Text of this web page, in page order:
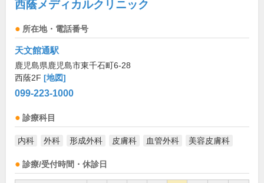
西蔭メディカルクリニック
所在地・電話番号
天文館通駅
鹿児島県鹿児島市東千石町6-28
西蔭2F [地図]
099-223-1000
診療科目
内科 外科 形成外科 皮膚科 血管外科 美容皮膚科
診療/受付時間・休診日